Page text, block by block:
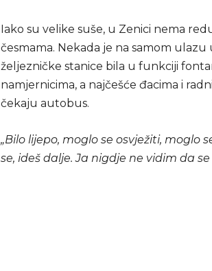
Iako su velike suše, u Zenici nema
česmama. Nekada je na samom
željezničke stanice bila u funkciji
namjernicima, a najčešće đacima i
čekaju autobus.
„Bilo lijepo, moglo se osvježiti, moglo
se, ideš dalje. Ja nigdje ne vidim da